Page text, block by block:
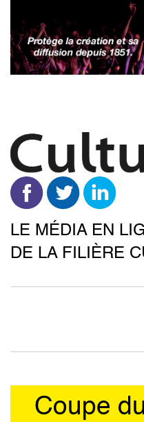
contenu
principal
LE MÉDIA EN
DE LA FILIÈRE
Coupe